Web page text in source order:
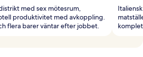
med sex mötesrum,
produktivitet med avkoppling.
flera barer väntar efter jobbet.